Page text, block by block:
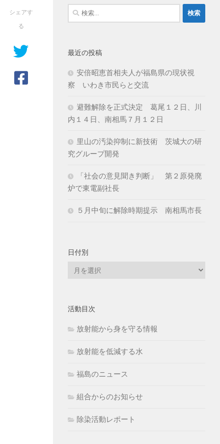
シェアす
る
検
索:
最近の投稿
安倍昭恵首相夫人が福島県の現状視
察 いわき市民らと交流
避難解除を正式決定 葛尾１２日、川
内１４日、南相馬７月１２日
里山の汚染抑制に新技術 茨城大の研
究グループ開発
「社会の意見聞き判断」 第２原発廃
炉で東電副社長
５月中旬に解除時期提示 南相馬市長
日付別
活動目次
放射能から身を守る情報
放射能を低減する水
福島のニュース
組合からのお知らせ
除染活動レポート